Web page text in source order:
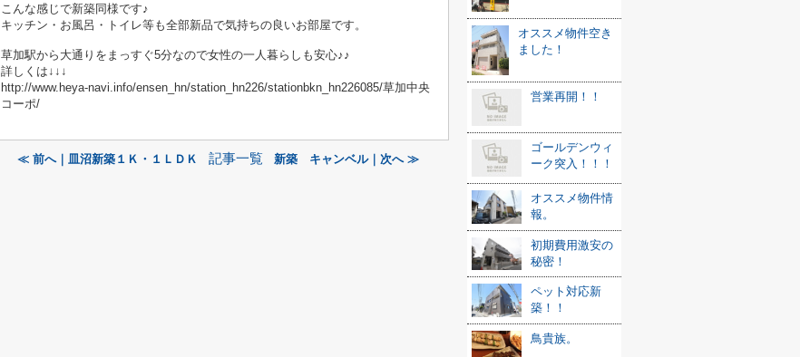
こんな感じで新築同様です♪
キッチン・お風呂・トイレ等も全部新品で気持ちの良いお部屋です。
草加駅から大通りをまっすぐ5分なので女性の一人暮らしも安心♪♪
詳しくは↓↓↓
http://www.heya-navi.info/ensen_hn/station_hn226/stationbkn_hn226085/草加中央
コーポ/
≪ 前へ｜皿沼新築１Ｋ・１ＬＤＫ 記事一覧 新築 キャンベル｜次へ ≫
オススメ物件空き
ました！
営業再開！！
ゴールデンウィ
ーク突入！！！
オススメ物件情
報。
初期費用激安の
秘密！
ペット対応新
築！！
鳥貴族。